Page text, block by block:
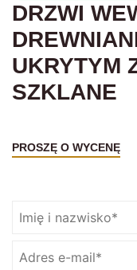
DRZWI
UKRYTYM
SZKLANE
PROSZĘ O WYCENĘ